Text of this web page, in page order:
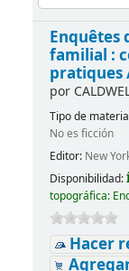
Enquêtes
familial :
por
Tipo de
No es ficción
Editor: New
Disponibilidad:
topográfica:
Hacer